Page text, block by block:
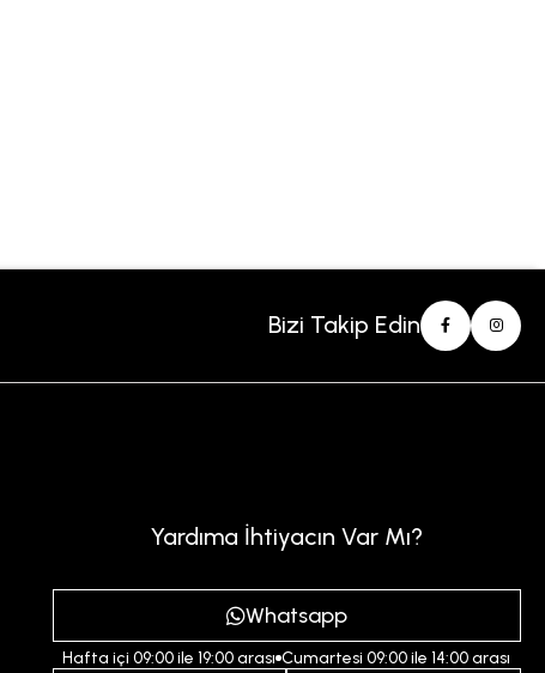
Bizi Takip Edin
Yardıma İhtiyacın Var Mı?
Whatsapp
Hafta içi 09:00 ile 19:00 arası Cumartesi 09:00 ile 14:00 arası